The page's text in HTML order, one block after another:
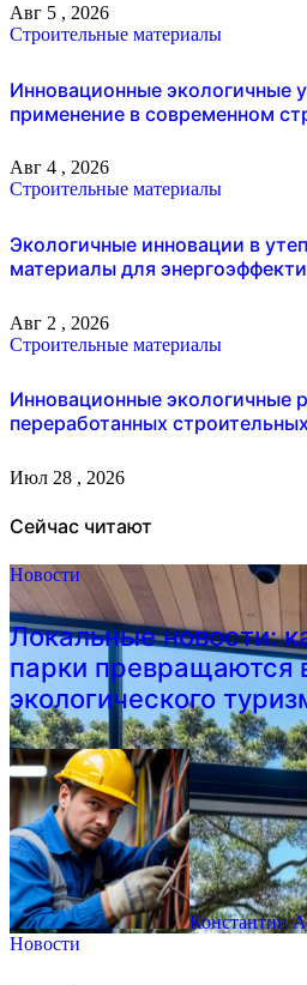
Авг 5 , 2026
Строительные материалы
Инновационные экологичные
применение в современном
Авг 4 , 2026
Строительные материалы
Экологичные инновации в
материалы для
Авг 2 , 2026
Строительные материалы
Инновационные экологичные
переработанных
Июл 28 , 2026
Сейчас читают
Новости
Локальные новости:
парки превращаются
экологического
Константин
Новости